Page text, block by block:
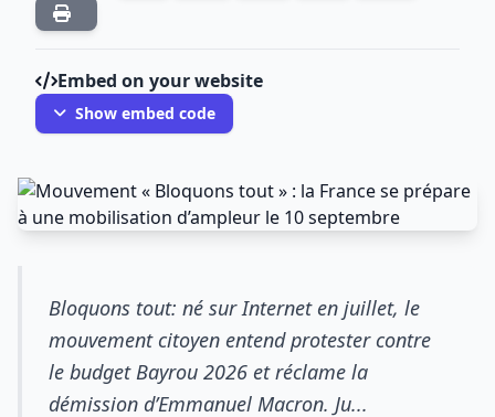
Embed on your website
Show embed code
Bloquons tout: né sur Internet en juillet, le
mouvement citoyen entend protester contre
le budget Bayrou 2026 et réclame la
démission d’Emmanuel Macron. Ju...